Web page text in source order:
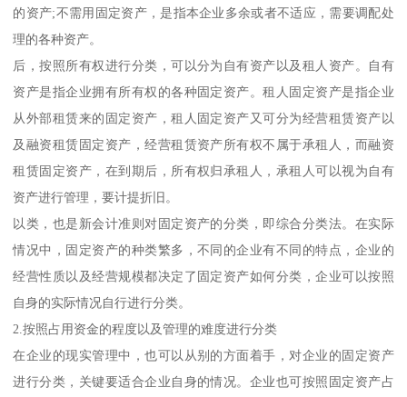
的资产;不需用固定资产，是指本企业多余或者不适应，需要调配处
理的各种资产。
后，按照所有权进行分类，可以分为自有资产以及租人资产。自有
资产是指企业拥有所有权的各种固定资产。租人固定资产是指企业
从外部租赁来的固定资产，租人固定资产又可分为经营租赁资产以
及融资租赁固定资产，经营租赁资产所有权不属于承租人，而融资
租赁固定资产，在到期后，所有权归承租人，承租人可以视为自有
资产进行管理，要计提折旧。
以类，也是新会计准则对固定资产的分类，即综合分类法。在实际
情况中，固定资产的种类繁多，不同的企业有不同的特点，企业的
经营性质以及经营规模都决定了固定资产如何分类，企业可以按照
自身的实际情况自行进行分类。
2.按照占用资金的程度以及管理的难度进行分类
在企业的现实管理中，也可以从别的方面着手，对企业的固定资产
进行分类，关键要适合企业自身的情况。企业也可按照固定资产占